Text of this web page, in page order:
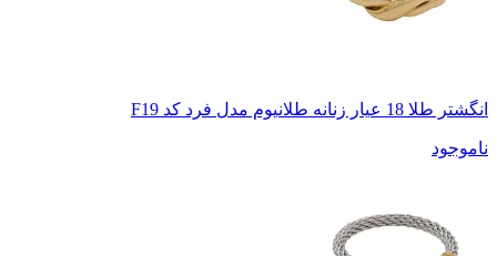
انگشتر طلا 18 عیار زنانه طلانیوم مدل فرد کد F19
ناموجود